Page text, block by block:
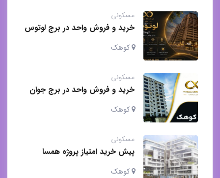
مسکونی
خرید و فروش واحد در برج لوتوس
کوهک
مسکونی
خرید و فروش واحد در برج جوان
کوهک
مسکونی
پیش خرید امتیاز پروژه همسا
کوهک